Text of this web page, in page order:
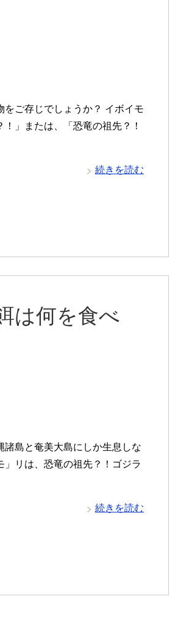
をご存じでしょうか？ イボイモ
」または、「恐竜の祖先？！
続きを読む
は何を食べ
諸島と奄美大島にしか生息しな
リは、恐竜の祖先？！ゴジラ
続きを読む